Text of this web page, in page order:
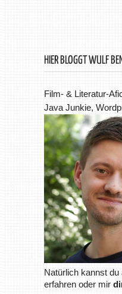
HIER BLOGGT WULF
Film- & Literatur-
Java Junkie,
Natürlich kannst du
erfahren oder mir